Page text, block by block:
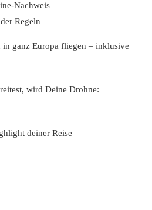
Nachweis
Regeln
ganz Europa fliegen – inklusive
wird Deine Drohne:
deiner Reise